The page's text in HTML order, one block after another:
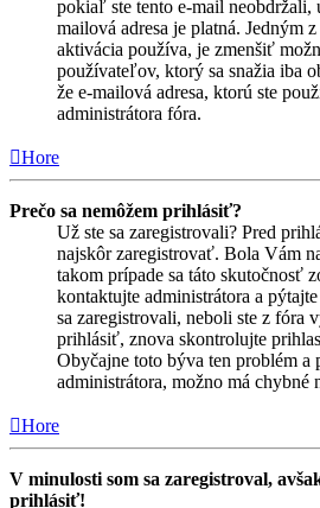
pokiaľ ste tento e-mail neobdržali,
mailová adresa je platná. Jedným
aktivácia používa, je zmenšiť
používateľov, ktorý sa snažia iba
že e-mailová adresa, ktorú ste
administrátora fóra.
Hore
Prečo sa nemôžem prihlásiť?
Už ste sa zaregistrovali? Pred
najskôr zaregistrovať. Bola Vám
takom prípade sa táto skutočnosť
kontaktujte administrátora a
sa zaregistrovali, neboli ste z fóra
prihlásiť, znova skontrolujte
Obyčajne toto býva ten problém
administrátora, možno má chybné
Hore
V minulosti som sa zaregistroval,
prihlásiť!